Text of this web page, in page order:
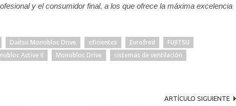
y el consumidor final, a los que ofrece la máxima excelencia
Daitsu Monobloc Drive eficientes Eurofred
FUJITSU
Active II Monobloc Drive
sistemas de ventilación
ARTÍCULO SIGUIENTE